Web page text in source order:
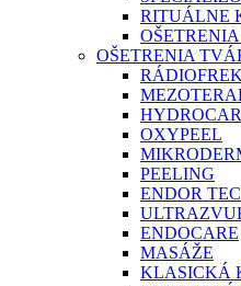
RITUÁLNE
OŠETRENIA
OXYPEEL
PEELING
ENDOR
ENDOCARE
MASÁŽE
KLASICKÁ